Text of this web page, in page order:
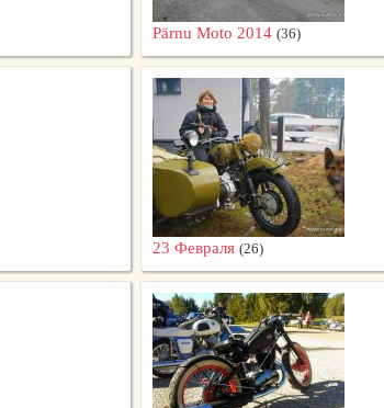
Pärnu Moto 2014 (36)
23 Февраля (26)